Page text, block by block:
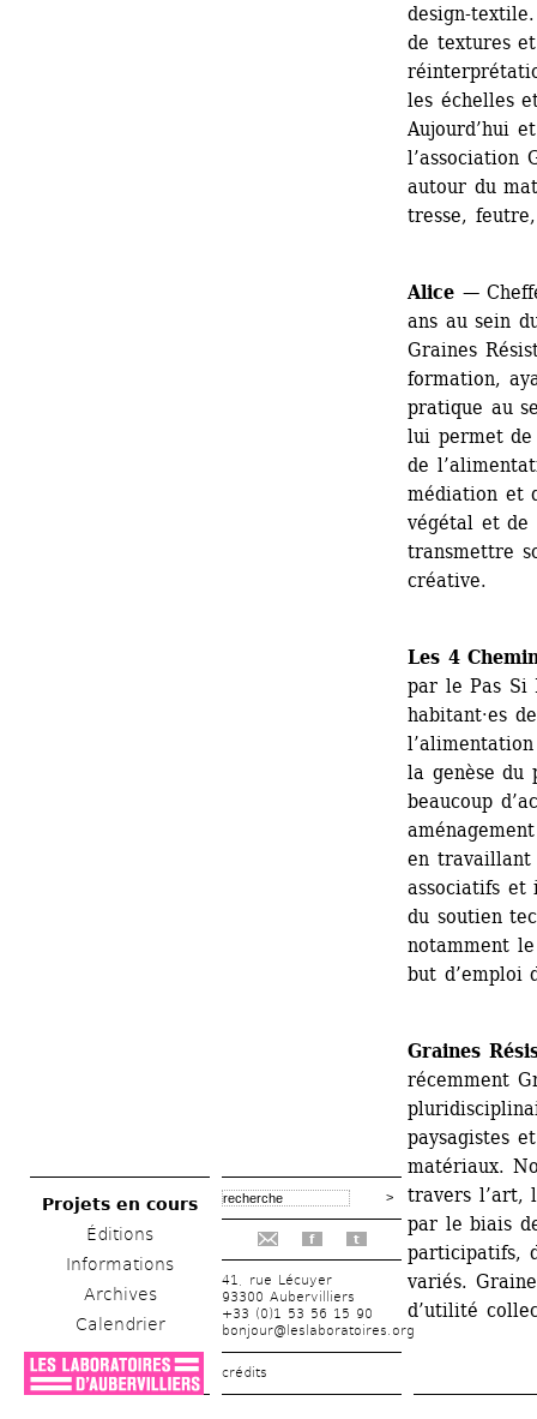
Projets en cours
Éditions
Informations
Archives
Calendrier
f t
41, rue Lécuyer
93300 Aubervilliers
+33 (0)1 53 56 15 90
bonjour@leslaboratoires.org
crédits
design-
de textures
les échelles
Aujourd’hui
l’association
autour du
tresse,
Alice —
ans au sein
Graines
formation,
pratique au
lui permet
de
médiation et
végétal et de
transmettre
créative.
Les 4
par le Pas Si
habitant·es
la genèse du
beaucoup
en travaillant
associatifs et
du soutien
notamment
but d’emploi
Graines
récemment
paysagistes
matériaux.
travers l’art,
par le biais
participatifs,
variés.
d’utilité